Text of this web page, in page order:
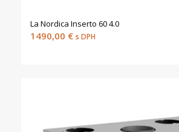
La Nordica Inserto 60 4.0
1490,00 € s DPH